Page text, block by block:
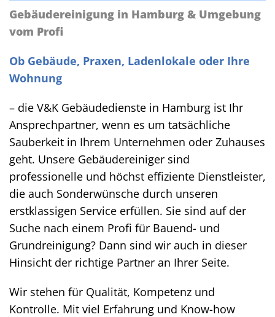
Gebäudereinigung in Hamburg & Umgebung
vom Profi
Ob Gebäude, Praxen, Ladenlokale oder Ihre
Wohnung
– die V&K Gebäudedienste in Hamburg ist Ihr
Ansprechpartner, wenn es um tatsächliche
Sauberkeit in Ihrem Unternehmen oder Zuhauses
geht. Unsere Gebäudereiniger sind
professionelle und höchst effiziente Dienstleister,
die auch Sonderwünsche durch unseren
erstklassigen Service erfüllen. Sie sind auf der
Suche nach einem Profi für Bauend- und
Grundreinigung? Dann sind wir auch in dieser
Hinsicht der richtige Partner an Ihrer Seite.
Wir stehen für Qualität, Kompetenz und
Kontrolle. Mit viel Erfahrung und Know-how